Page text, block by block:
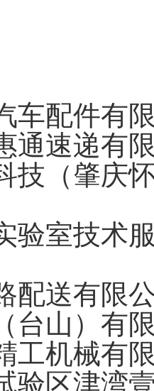
车配件有
通速递有
技（肇庆
验室技术
配送有限
台山）有
工机械有
验区津湾